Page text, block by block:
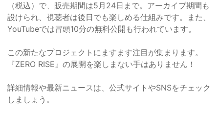
（税込）で、販売期間は5月24日まで。アーカイブ期間も
設けられ、視聴者は後日でも楽しめる仕組みです。また、
YouTubeでは冒頭10分の無料公開も行われています。
この新たなプロジェクトにますます注目が集まります。
『ZERO RISE』の展開を楽しまない手はありません！
詳細情報や最新ニュースは、公式サイトやSNSをチェック
しましょう。